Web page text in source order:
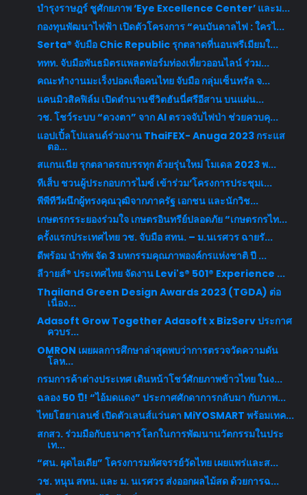
บำรุงราษฎร์ ชูศักยภาพ ‘Eye Excellence Center’ และม...
กองทุนพัฒนาไฟฟ้า เปิดตัวโครงการ “คนบันดาลไฟ : ใครไ...
Serta® จับมือ Chic Republic รุกตลาดที่นอนพรีเมียมใ...
ททท. จับมือพันธมิตรแพลตฟอร์มท่องเที่ยวออนไลน์ ร่วม...
คณะทำงานมะเร็งปอดเพื่อคนไทย จับมือ กลุ่มเซ็นทรัล จ...
แคนมิวสิคฟิล์ม เปิดตำนานชีวิตฮันนี่ศรีอีสาน บนแผ่น...
วช. โชว์ระบบ “ดวงตา” จาก AI ตรวจจับไฟป่า ช่วยควบคุ...
แอปเปิ้ลโปแลนด์ร่วมงาน ThaiFEX- Anuga 2023 กระแส
ตอ...
สแกนเนีย รุกตลาดรถบรรทุก ด้วยรุ่นใหม่ โมเดล 2023 พ...
ทีเส็บ ชวนผู้ประกอบการไมซ์ เข้าร่วม‘โครงการประชุมเ...
พีพีทีวีผนึกผู้ทรงคุณวุฒิจากภาครัฐ เอกชน และนักวิช...
เกษตรกรระยองร่วมใจ เกษตรอินทรีย์ปลอดภัย “เกษตรกรไท...
ครั้งแรกประเทศไทย วช. จับมือ สทน. – ม.นเรศวร ฉายรั...
ดีพร้อม นำทัพ จัด 3 มหกรรมคุณภาพองค์กรแห่งชาติ ปี ...
ลีวายส์® ประเทศไทย จัดงาน Levi's® 501® Experience ...
Thailand Green Design Awards 2023 (TGDA) ต่อ
เนื่อง...
Adasoft Grow Together Adasoft x BizServ ประกาศ
ควบร...
OMRON เผยผลการศึกษาล่าสุดพบว่าการตรวจวัดความดัน
โลห...
กรมการค้าต่างประเทศ เดินหน้าโชว์ศักยภาพข้าวไทย ในง...
ฉลอง 50 ปี! “ไอ้มดแดง” ประกาศศักดาการกลับมา กับภาพ...
ไทยโฮยาเลนซ์ เปิดตัวเลนส์แว่นตา MiYOSMART พร้อมเทค...
สกสว. ร่วมมือกับธนาคารโลกในการพัฒนานวัตกรรมในประ
เท...
“ศน. ผุดไอเดีย” โครงการมหัศจรรย์วัดไทย เผยแพร่และส...
วช. หนุน สทน. และ ม. นเรศวร ส่งออกผลไม้สด ด้วยการฉ...